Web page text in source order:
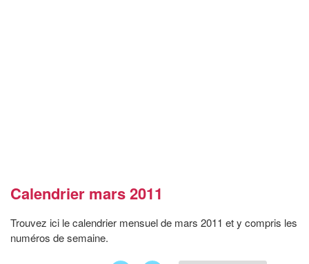
Calendrier mars 2011
Trouvez ici le calendrier mensuel de mars 2011 et y compris les
numéros de semaine.